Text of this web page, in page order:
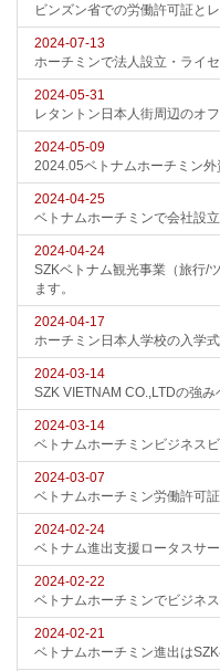
ビンズン省での労働許可証と
2024-07-13
ホーチミンで法人設立・ライ
2024-05-31
レタントン日本人街周辺のオ
2024-05-09
2024.05ベトナムホーチミン
2024-04-25
ベトナムホーチミンで会社設
2024-04-24
SZKベトナム観光事業（旅行/
ます。
2024-04-17
ホーチミン日本人学校の入学式
2024-03-14
SZK VIETNAM CO.,LTDの強
2024-03-14
ベトナムホーチミンビジネス
2024-03-07
ベトナムホーチミン労働許可
2024-02-24
ベトナム進出支援ロータスサ
2024-02-22
ベトナムホーチミンでビジネ
2024-02-21
ベトナムホーチミン進出は